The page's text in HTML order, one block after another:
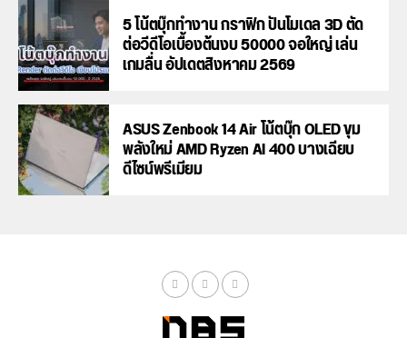
5 โน้ตบุ๊กทำงาน กราฟิก ปั้นโมเดล 3D ตัด
ต่อวีดีโอเบื้องต้นงบ 50000 จอใหญ่ เล่น
เกมลื่น อัปเดตสิงหาคม 2569
ASUS Zenbook 14 Air โน้ตบุ๊ก OLED ขุม
พลังใหม่ AMD Ryzen AI 400 บางเฉียบ
ดีไซน์พรีเมียม